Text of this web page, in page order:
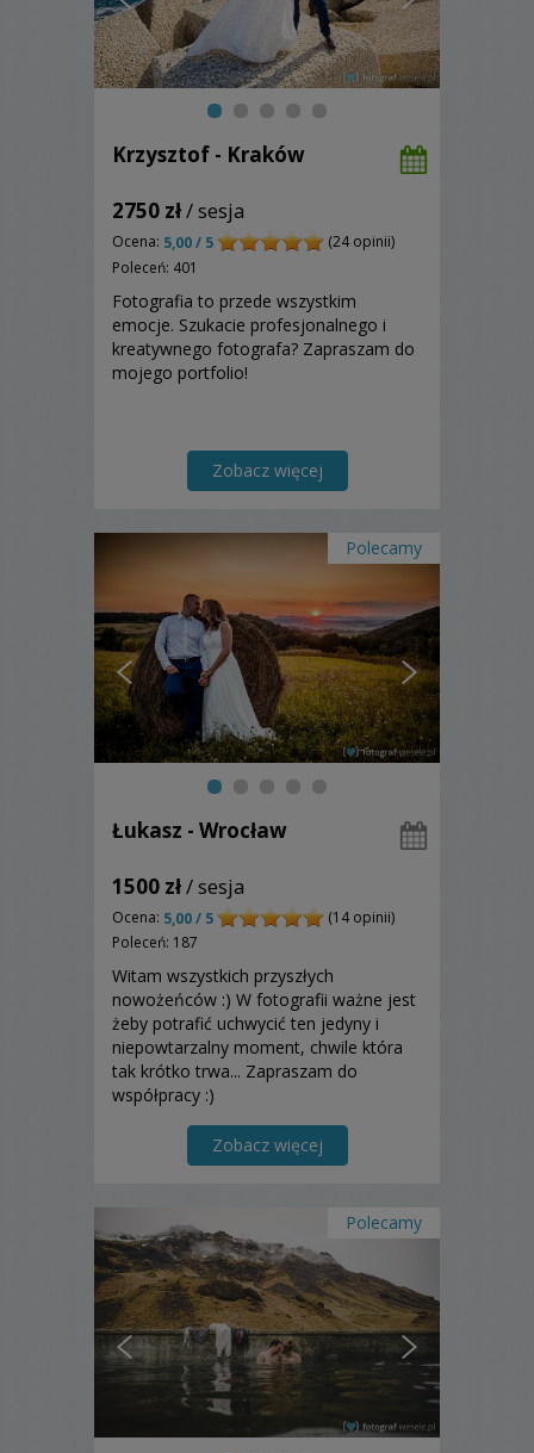
Krzysztof - Kraków
2750 zł/ sesja
Ocena: 5,00 / 5
(24 opinii)
Poleceń: 401
Fotografia to przede wszystkim
emocje. Szukacie profesjonalnego i
kreatywnego fotografa? Zapraszam do
mojego portfolio!
Zobacz więcej
Polecamy
Łukasz - Wrocław
1500 zł/ sesja
Ocena: 5,00 / 5
(14 opinii)
Poleceń: 187
Witam wszystkich przyszłych
nowożeńców :) W fotografii ważne jest
żeby potrafić uchwycić ten jedyny i
niepowtarzalny moment, chwile która
tak krótko trwa... Zapraszam do
współpracy :)
Zobacz więcej
Polecamy